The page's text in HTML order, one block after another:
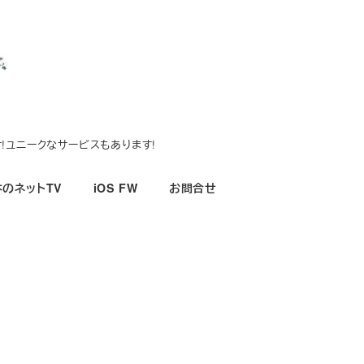
ニークなサービスもあります!
ネットTV iOS FW お問合せ